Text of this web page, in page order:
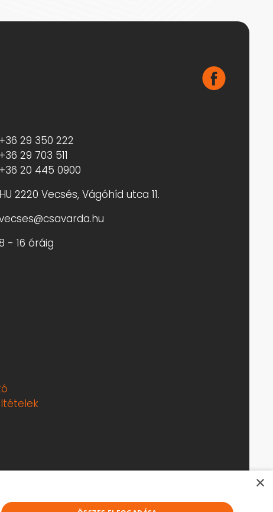
+36 29 350 222
+36 29 703 511
+36 20 445 0900
HU 2220 Vecsés, Vágóhíd utca 11.
- 16 óráig
×